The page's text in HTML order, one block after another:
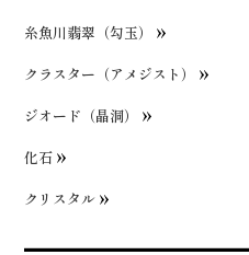
糸魚川翡翠（勾玉）
クラスター（アメジスト）
ジオード（晶洞）
化石
クリスタル